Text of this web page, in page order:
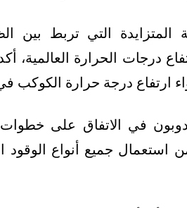
المتزايدة التي تربط بين
الحرارة العالمية، أكد مندوبو
ارتفاع درجة حرارة الكوكب في
في الاتفاق على
من استعمال جميع أنواع